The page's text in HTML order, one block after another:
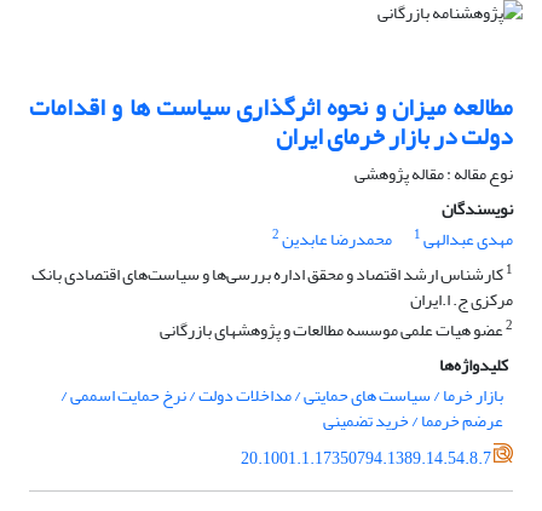
مطالعه میزان و نحوه اثرگذاری سیاست ها و اقدامات
دولت در بازار خرمای ایران
نوع مقاله : مقاله پژوهشی
نویسندگان
مهدی عبدالهی1 محمدرضا عابدین2
1کارشناس ارشد اقتصاد و محقق اداره بررسی‌ها و سیاست‌های اقتصادی بانک
مرکزی ج. ا.ایران
2عضو هیات علمی موسسه مطالعات و پژوهشهای بازرگانی
کلیدواژه‌ها
بازار خرما / سیاست های حمایتی / مداخلات دولت / نرخ حمایت اسممی /
عرضم خرمما / خرید تضمینی
20.1001.1.17350794.1389.14.54.8.7